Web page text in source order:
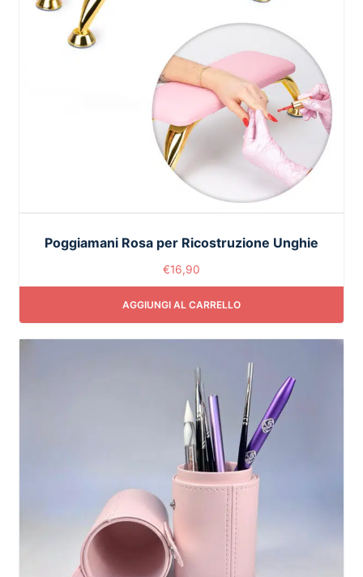
Poggiamani Rosa per Ricostruzione Unghie
€16,90
AGGIUNGI AL CARRELLO